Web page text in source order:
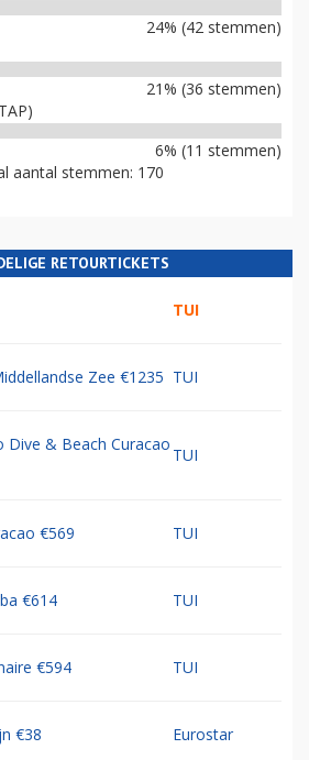
24% (42 stemmen)
21% (36 stemmen)
6% (11 stemmen)
aantal stemmen: 170
RETOURTICKETS
TUI
Zee €1235 TUI
Dive & Beach Curacao
TUI
€569 TUI
€614 TUI
€594 TUI
€38 Eurostar